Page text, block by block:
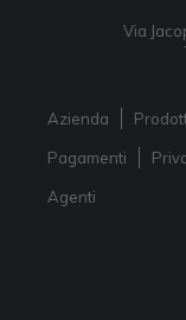
Via
Azienda
Pagamenti
Agenti